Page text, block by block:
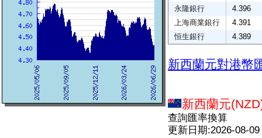
永隆銀行
4.396
上海商業銀行
4.391
恒生銀行
4.389
新西蘭元對港幣
新西蘭元
查詢匯率換算
更新日期:2026-08-